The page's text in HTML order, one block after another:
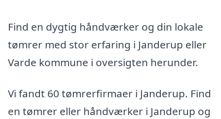
Find en dygtig håndværker og din lokale
tømrer med stor erfaring i Janderup eller
Varde kommune i oversigten herunder.
Vi fandt 60 tømrerfirmaer i Janderup. Find
en tømrer eller håndværker i Janderup og